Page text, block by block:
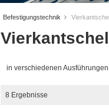
Befestigungstechnik
in verschiedenen Ausführungen
8 Ergebnisse